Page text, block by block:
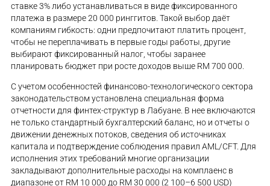
ставке 3% либо устанавливаться в виде фиксированного
платежа в размере 20 000 ринггитов. Такой выбор даёт
компаниям гибкость: одни предпочитают платить процент,
чтобы не переплачивать в первые годы работы, другие
выбирают фиксированный налог, чтобы заранее
планировать бюджет при росте доходов выше RM 700 000.
С учетом особенностей финансово-технологического сектора
законодательством установлена специальная форма
отчетности для финтех-структур в Лабуане. В нее включаются
не только стандартный бухгалтерский баланс, но и отчеты о
движении денежных потоков, сведения об источниках
капитала и подтверждение соблюдения правил AML/CFT. Для
исполнения этих требований многие организации
закладывают дополнительные расходы на комплаенс в
диапазоне от RM 10 000 до RM 30 000 (2 100–6 500 USD)